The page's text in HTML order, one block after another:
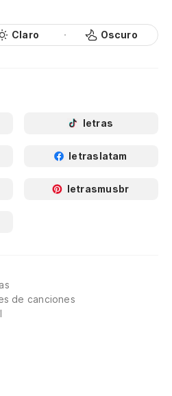
Claro Oscuro
letras
letraslatam
letrasmusbr
de canciones